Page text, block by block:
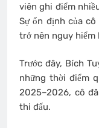
viên ghi điểm
Sự ổn định của
trở nên nguy hiểm
Trước đây, Bích
những thời điểm
2025–2026, cô
thi đấu.